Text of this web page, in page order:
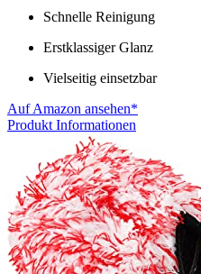
Schnelle Reinigung
Erstklassiger Glanz
Vielseitig einsetzbar
Auf Amazon ansehen*
Produkt Informationen